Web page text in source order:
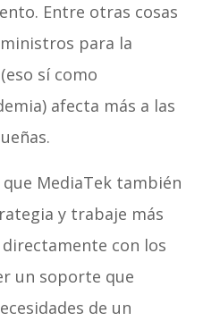
Entre otras cosas
para la
sí como
afecta más a las
MediaTek también
y trabaje más
con los
un soporte que
de un